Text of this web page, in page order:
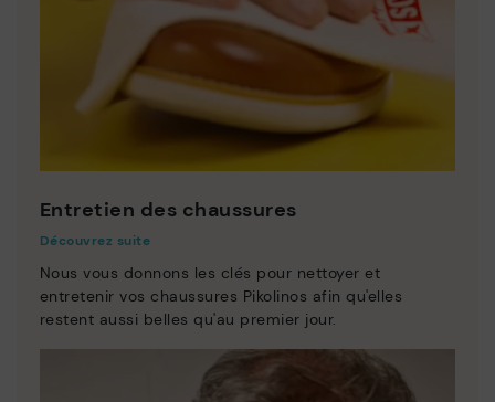
Entretien des chaussures
Découvrez suite
Nous vous donnons les clés pour nettoyer et
entretenir vos chaussures Pikolinos afin qu'elles
restent aussi belles qu'au premier jour.